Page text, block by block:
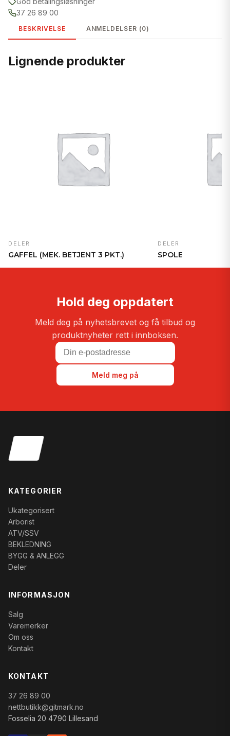
37 26 89 00
BESKRIVELSE ANMELDELSER (0)
Lignende produkter
DELER
GAFFEL (MEK. BETJENT 3 PKT.)
DELER
SPOLE
Hold deg oppdatert
Meld deg på nyhetsbrevet og få tilbud og
produktnyheter rett i innboksen.
Meld meg på
KATEGORIER
Ukategorisert
Arborist
ATV/SSV
BEKLEDNING
BYGG & ANLEGG
Deler
INFORMASJON
Salg
Varemerker
Om oss
Kontakt
KONTAKT
37 26 89 00
nettbutikk@gitmark.no
Fosselia 20 4790 Lillesand